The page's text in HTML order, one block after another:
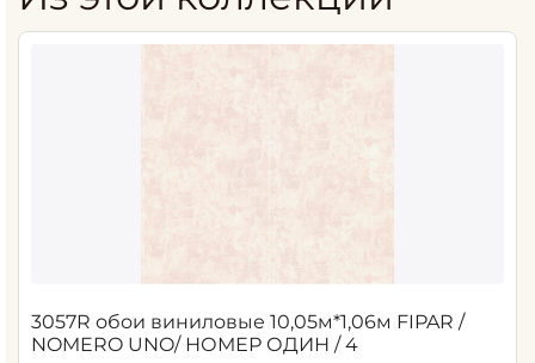
3057R обои виниловые 10,05м*1,06м FIPAR /
NOMERO UNO/ НОМЕР ОДИН / 4